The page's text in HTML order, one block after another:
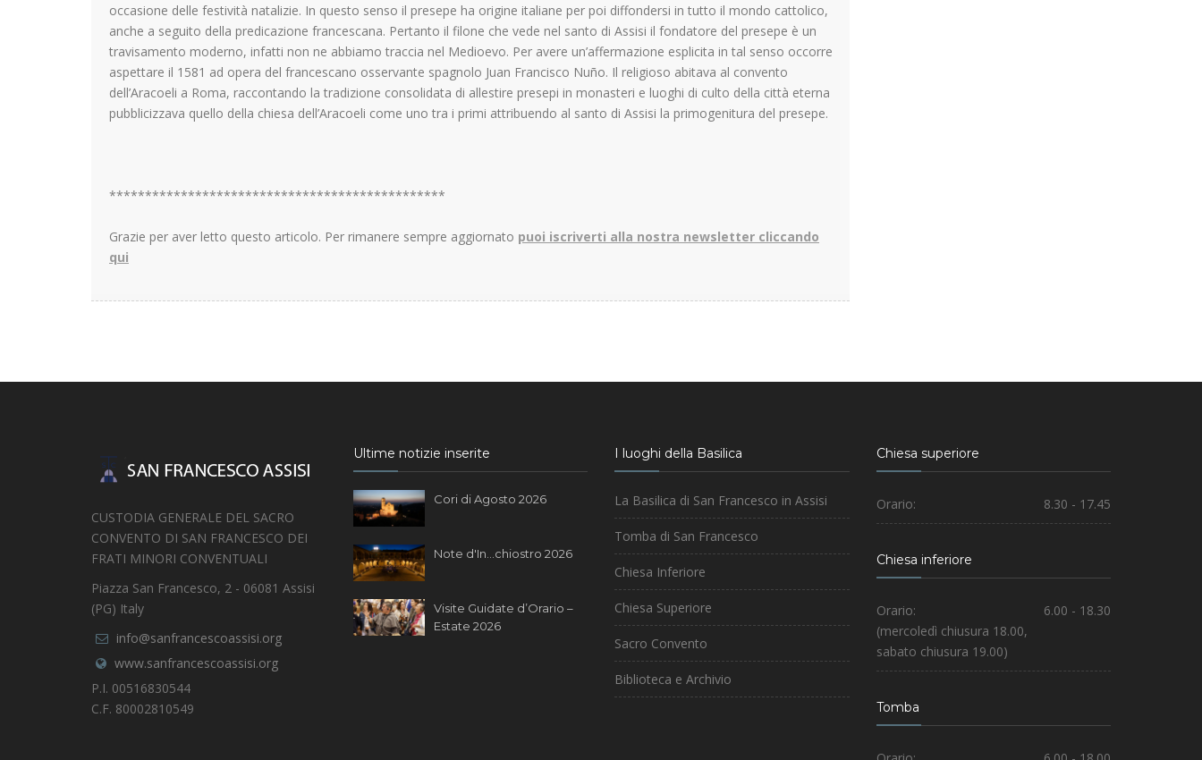
occasione delle festività natalizie. In questo senso il presepe ha origine italiane per poi diffondersi in tutto il mondo cattolico,
anche a seguito della predicazione francescana. Pertanto il filone che vede nel santo di Assisi il fondatore del presepe è un
travisamento moderno, infatti non ne abbiamo traccia nel Medioevo. Per avere un’affermazione esplicita in tal senso occorre
aspettare il 1581 ad opera del francescano osservante spagnolo Juan Francisco Nuño. Il religioso abitava al convento
dell’Aracoeli a Roma, raccontando la tradizione consolidata di allestire presepi in monasteri e luoghi di culto della città eterna
pubblicizzava quello della chiesa dell’Aracoeli come uno tra i primi attribuendo al santo di Assisi la primogenitura del presepe.
***********************************************
Grazie per aver letto questo articolo. Per rimanere sempre aggiornato puoi iscriverti alla nostra newsletter cliccando
qui
CUSTODIA GENERALE DEL SACRO
CONVENTO DI SAN FRANCESCO DEI
FRATI MINORI CONVENTUALI
Piazza San Francesco, 2 - 06081 Assisi
(PG) Italy
info@sanfrancescoassisi.org
www.sanfrancescoassisi.org
P.I. 00516830544
C.F. 80002810549
Ultime notizie inserite
Cori di Agosto 2026
Note d'In...chiostro 2026
Visite Guidate d’Orario –
Estate 2026
I luoghi della Basilica
La Basilica di San Francesco in Assisi
Tomba di San Francesco
Chiesa Inferiore
Chiesa Superiore
Sacro Convento
Biblioteca e Archivio
Chiesa superiore
Orario: 8.30 - 17.45
Chiesa inferiore
Orario:
6.00 - 18.30
(mercoledì chiusura 18.00,
sabato chiusura 19.00)
Tomba